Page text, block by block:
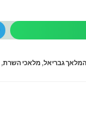
המלאך גבריאל, מלאכי השרת,